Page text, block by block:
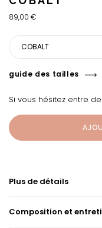
89,00 €
COBALT
guide des tailles
Si vous hésitez entre
Plus de détails
Composition et